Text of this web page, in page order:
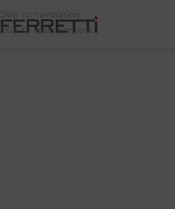
Skip to navigation
Skip to main content